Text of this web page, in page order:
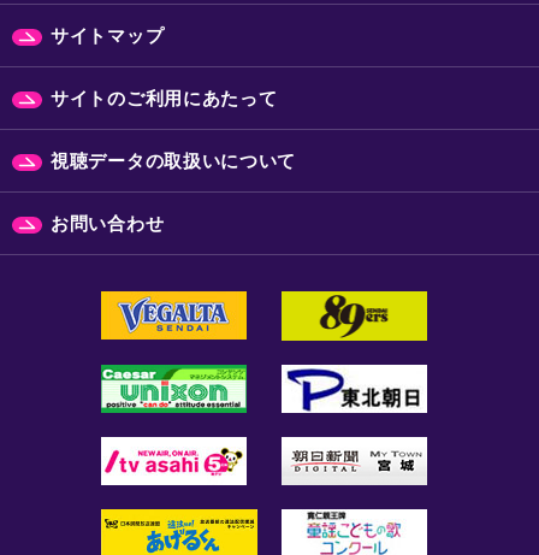
サイトマップ
サイトのご利用にあたって
視聴データの取扱いについて
お問い合わせ